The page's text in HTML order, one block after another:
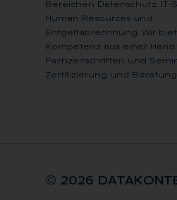
Bereichen Datenschutz, IT-
Human Resources und
Entgeltabrechnung. Wir
Kompetenz aus einer
Fachzeitschriften und
Zertifizierung und Beratung.
© 2026